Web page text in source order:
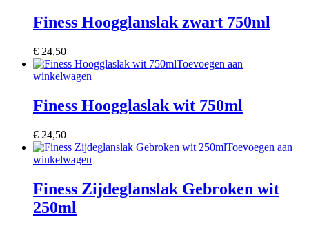
Finess Hoogglanslak zwart 750ml
€ 24,50
Toevoegen aan
winkelwagen
Finess Hoogglaslak wit 750ml
€ 24,50
Toevoegen aan
winkelwagen
Finess Zijdeglanslak Gebroken wit
250ml